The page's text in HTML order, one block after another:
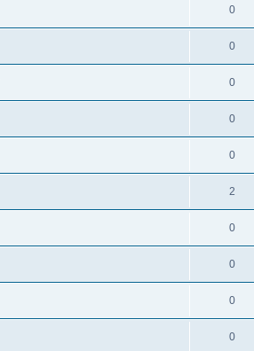
0
0
0
0
0
2
0
0
0
0